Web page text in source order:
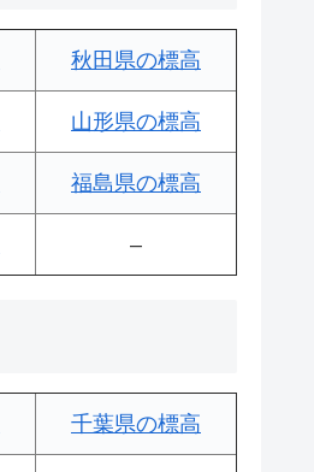
秋田県の標高
山形県の標高
福島県の標高
–
千葉県の標高